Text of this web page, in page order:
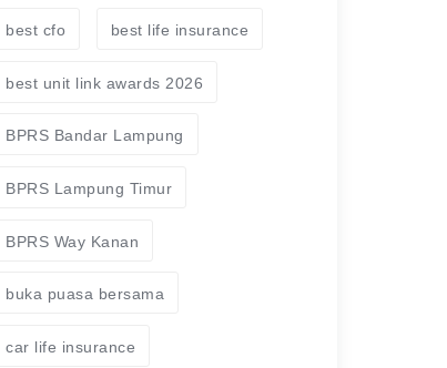
best cfo best life insurance
best unit link awards 2026
BPRS Bandar Lampung
BPRS Lampung Timur
BPRS Way Kanan
buka puasa bersama
car life insurance